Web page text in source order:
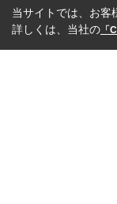
当サイトでは、お客
詳しくは、当社の 「